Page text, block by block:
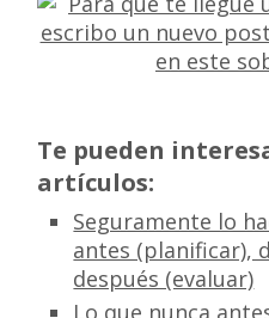
Te pueden
artículos:
Seguramente lo
antes (planificar),
después (evaluar)
Lo que nunca